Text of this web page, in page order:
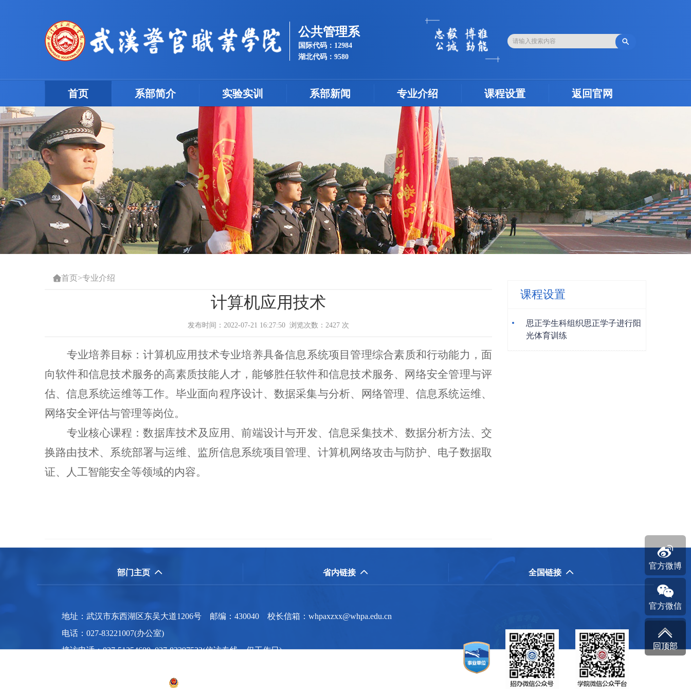
公共管理系
国际代码：12984
湖北代码：9580

首页(current) 系部简介 实验实训 系部新闻 专业介绍 课程设置 返回官网
首页>专业介绍
计算机应用技术
发布时间：2022-07-21 16:27:50 浏览次数： 2427 次
专业培养目标：计算机应用技术专业培养具备信息系统项目管理综合素质和行动能力，面
向软件和信息技术服务的高素质技能人才，能够胜任软件和信息技术服务、网络安全管理与评
估、信息系统运维等工作。毕业面向程序设计、数据采集与分析、网络管理、信息系统运维、
网络安全评估与管理等岗位。
专业核心课程：数据库技术及应用、前端设计与开发、信息采集技术、数据分析方法、交
换路由技术、系统部署与运维、监所信息系统项目管理、计算机网络攻击与防护、电子数据取
证、人工智能安全等领域的内容。
课程设置
思正学生科组织思正学子进行阳
光体育训练
部门主页  省内链接  全国链接 
地址：武汉市东西湖区东吴大道1206号 邮编：430040 校长信箱：whpaxzxx@whpa.edu.cn
电话：027-83221007(办公室)
接访电话：027-51254600 027-83297522(信访专线，仅工作日)

官方微博

官方微信

回顶部

回顶部